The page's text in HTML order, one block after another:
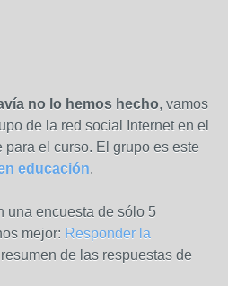
no lo hemos hecho, vamos
de la red social Internet en el
el curso. El grupo es este
educación.
una encuesta de sólo 5
mejor: Responder la
de las respuestas de